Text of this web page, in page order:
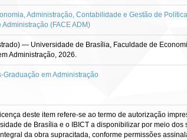
Administração, Contabilidade e Gestão de
Administração (FACE ADM)
— Universidade de Brasília, Faculdade de
Administração, 2026.
Graduação em Administração
deste item refere-se ao termo de autorização
de Brasília e o IBICT a disponibilizar por meio
da obra supracitada, conforme permissões